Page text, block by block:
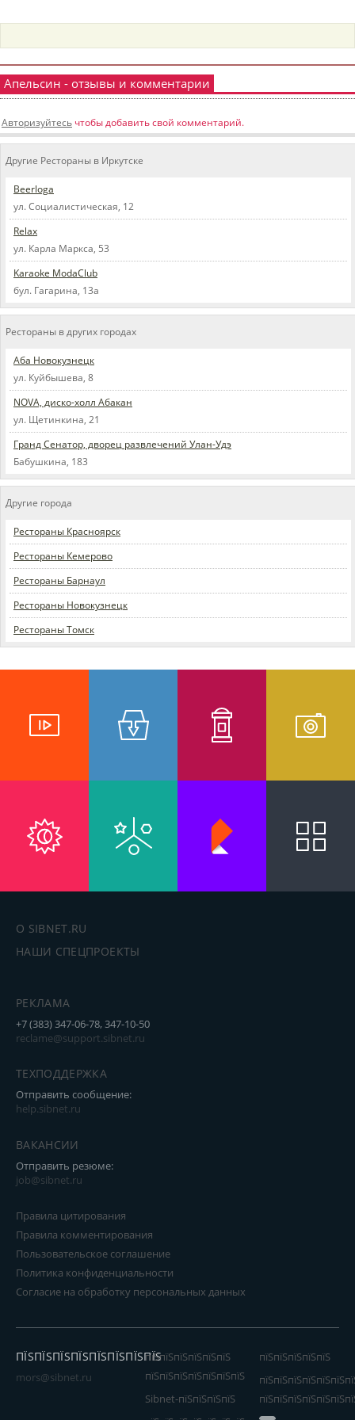
пїЅпїЅпїЅ
пїЅпїЅпїЅпїЅпїЅпїЅпїЅпїЅпїЅпїЅпїЅ
пїЅпїЅпїЅ
пїЅпїЅпїЅ пїЅпїЅпїЅпїЅпїЅ
пїЅпїЅпїЅ пїЅпїЅпїЅпїЅпїЅпїЅ
пїЅпїЅпїЅпїЅпїЅ
пїЅпїЅпїЅпїЅпїЅпїЅпїЅпїЅпїЅпїЅ
пїЅпїЅпїЅпїЅпїЅпїЅпїЅпїЅпїЅпїЅ
Апельсин - отзывы и комментарии
Авторизуйтесь чтобы добавить свой комментарий.
Другие Рестораны в Иркутске
Beerloga
ул. Социалистическая, 12
Relax
ул. Карла Маркса, 53
Karaoke ModaClub
бул. Гагарина, 13а
Рестораны в других городах
Аба Новокузнецк
ул. Куйбышева, 8
NOVA, диско-холл Абакан
ул. Щетинкина, 21
Гранд Сенатор, дворец развлечений Улан-Удэ
Бабушкина, 183
Другие города
Рестораны Красноярск
Рестораны Кемерово
Рестораны Барнаул
Рестораны Новокузнецк
Рестораны Томск
О SIBNET.RU
НАШИ СПЕЦПРОЕКТЫ
РЕКЛАМА
+7 (383) 347-06-78, 347-10-50
reclame@support.sibnet.ru
ТЕХПОДДЕРЖКА
Отправить сообщение:
help.sibnet.ru
ВАКАНСИИ
Отправить резюме:
job@sibnet.ru
Правила цитирования
Правила комментирования
Пользовательское соглашение
Политика конфиденциальности
Согласие на обработку персональных данных
ПЇЅПЇЅПЇЅПЇЅПЇЅПЇЅПЇЅПЇЅ
mors@sibnet.ru
пїЅпїЅпїЅпїЅпїЅпїЅ
пїЅпїЅпїЅпїЅпїЅпїЅпїЅ
Sibnet-пїЅпїЅпїЅпїЅ
пїЅпїЅпїЅпїЅпїЅ